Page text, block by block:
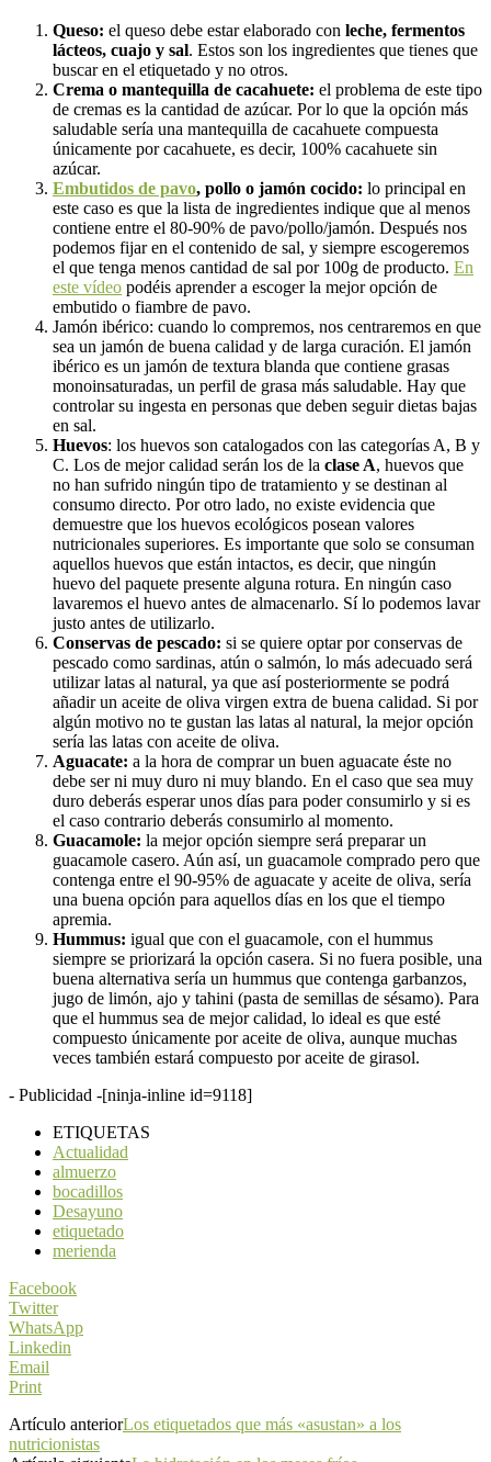
Queso: el queso debe estar elaborado con leche, fermentos
lácteos, cuajo y sal. Estos son los ingredientes que tienes que
buscar en el etiquetado y no otros.
Crema o mantequilla de cacahuete: el problema de este tipo
de cremas es la cantidad de azúcar. Por lo que la opción más
saludable sería una mantequilla de cacahuete compuesta
únicamente por cacahuete, es decir, 100% cacahuete sin
azúcar.
Embutidos de pavo, pollo o jamón cocido: lo principal en
este caso es que la lista de ingredientes indique que al menos
contiene entre el 80-90% de pavo/pollo/jamón. Después nos
podemos fijar en el contenido de sal, y siempre escogeremos
el que tenga menos cantidad de sal por 100g de producto. En
este vídeo podéis aprender a escoger la mejor opción de
embutido o fiambre de pavo.
Jamón ibérico: cuando lo compremos, nos centraremos en que
sea un jamón de buena calidad y de larga curación. El jamón
ibérico es un jamón de textura blanda que contiene grasas
monoinsaturadas, un perfil de grasa más saludable. Hay que
controlar su ingesta en personas que deben seguir dietas bajas
en sal.
Huevos: los huevos son catalogados con las categorías A, B y
C. Los de mejor calidad serán los de la clase A, huevos que
no han sufrido ningún tipo de tratamiento y se destinan al
consumo directo. Por otro lado, no existe evidencia que
demuestre que los huevos ecológicos posean valores
nutricionales superiores. Es importante que solo se consuman
aquellos huevos que están intactos, es decir, que ningún
huevo del paquete presente alguna rotura. En ningún caso
lavaremos el huevo antes de almacenarlo. Sí lo podemos lavar
justo antes de utilizarlo.
Conservas de pescado: si se quiere optar por conservas de
pescado como sardinas, atún o salmón, lo más adecuado será
utilizar latas al natural, ya que así posteriormente se podrá
añadir un aceite de oliva virgen extra de buena calidad. Si por
algún motivo no te gustan las latas al natural, la mejor opción
sería las latas con aceite de oliva.
Aguacate: a la hora de comprar un buen aguacate éste no
debe ser ni muy duro ni muy blando. En el caso que sea muy
duro deberás esperar unos días para poder consumirlo y si es
el caso contrario deberás consumirlo al momento.
Guacamole: la mejor opción siempre será preparar un
guacamole casero. Aún así, un guacamole comprado pero que
contenga entre el 90-95% de aguacate y aceite de oliva, sería
una buena opción para aquellos días en los que el tiempo
apremia.
Hummus: igual que con el guacamole, con el hummus
siempre se priorizará la opción casera. Si no fuera posible, una
buena alternativa sería un hummus que contenga garbanzos,
jugo de limón, ajo y tahini (pasta de semillas de sésamo). Para
que el hummus sea de mejor calidad, lo ideal es que esté
compuesto únicamente por aceite de oliva, aunque muchas
veces también estará compuesto por aceite de girasol.
- Publicidad -[ninja-inline id=9118]
ETIQUETAS
Actualidad
almuerzo
bocadillos
Desayuno
etiquetado
merienda
Facebook
Twitter
WhatsApp
Linkedin
Email
Print
Artículo anteriorLos etiquetados que más «asustan» a los
nutricionistas